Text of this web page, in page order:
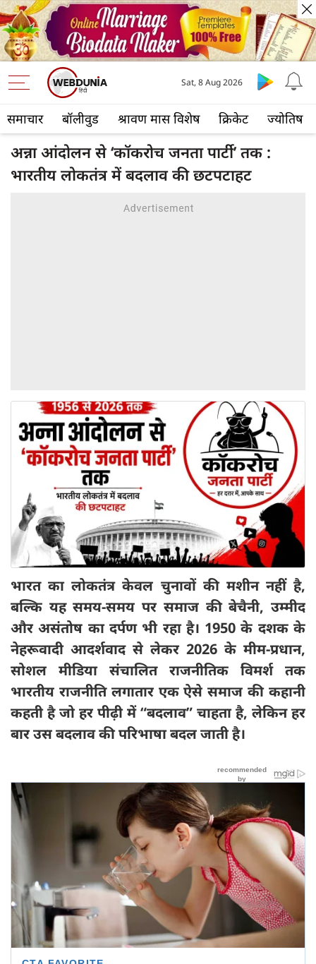
समाचार बॉलीवुड श्रावण मास विशेष क्रिकेट ज्योतिष
Sat, 8 Aug 2026
अन्ना आंदोलन से ‘कॉकरोच जनता पार्टी’ तक :
भारतीय लोकतंत्र में बदलाव की छटपटाहट
भारत का लोकतंत्र केवल चुनावों की मशीन नहीं है,
बल्कि यह समय-समय पर समाज की बेचैनी, उम्मीद
और असंतोष का दर्पण भी रहा है। 1950 के दशक के
नेहरूवादी आदर्शवाद से लेकर 2026 के मीम-प्रधान,
सोशल मीडिया संचालित राजनीतिक विमर्श तक
भारतीय राजनीति लगातार एक ऐसे समाज की कहानी
कहती है जो हर पीढ़ी में “बदलाव” चाहता है, लेकिन हर
बार उस बदलाव की परिभाषा बदल जाती है।